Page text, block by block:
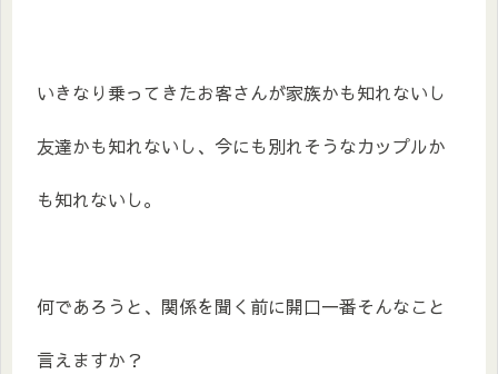
いきなり乗ってきたお客さんが家族かも知れないし
友達かも知れないし、今にも別れそうなカップルか
も知れないし。
何であろうと、関係を聞く前に開口一番そんなこと
言えますか？